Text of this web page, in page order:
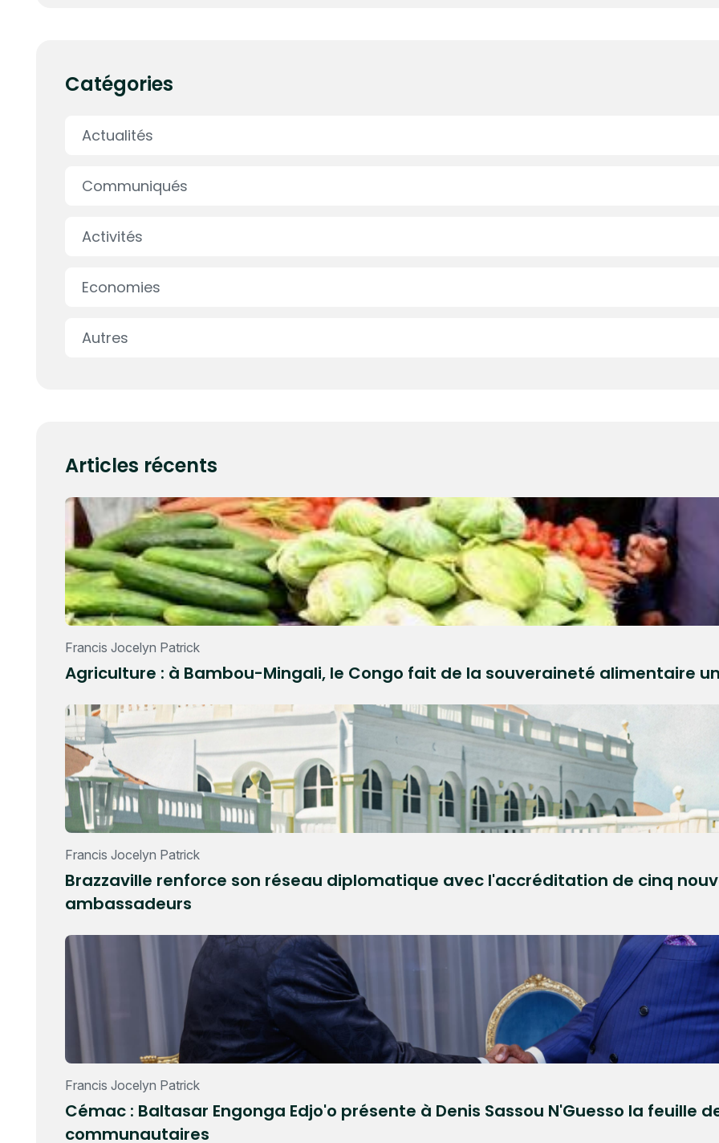
Catégories
Actualités
Communiqués
Activités
Economies
Autres
Articles récents
Francis Jocelyn Patrick
Agriculture : à Bambou-Mingali, le Congo fait de la souveraineté alimentaire
Francis Jocelyn Patrick
Brazzaville renforce son réseau diplomatique avec l'accréditation de cinq
ambassadeurs
Francis Jocelyn Patrick
Cémac : Baltasar Engonga Edjo'o présente à Denis Sassou N'Guesso la feuille
communautaires